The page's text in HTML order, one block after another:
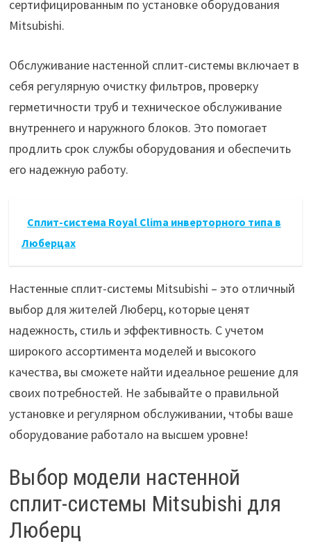
сертифицированным по установке оборудования
Mitsubishi.
Обслуживание настенной сплит-системы включает в
себя регулярную очистку фильтров, проверку
герметичности труб и техническое обслуживание
внутреннего и наружного блоков. Это помогает
продлить срок службы оборудования и обеспечить
его надежную работу.
Сплит-система Royal Clima инверторного типа в
Люберцах
Настенные сплит-системы Mitsubishi – это отличный
выбор для жителей Люберц, которые ценят
надежность, стиль и эффективность. С учетом
широкого ассортимента моделей и высокого
качества, вы сможете найти идеальное решение для
своих потребностей. Не забывайте о правильной
установке и регулярном обслуживании, чтобы ваше
оборудование работало на высшем уровне!
Выбор модели настенной
сплит-системы Mitsubishi для
Люберц